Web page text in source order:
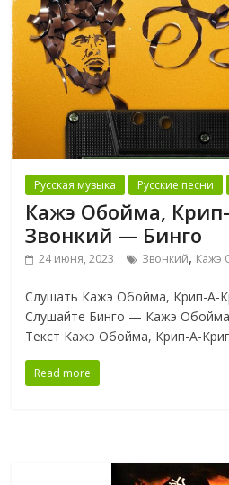
Русская музыка Русские песни
Кажэ Обойма,
Звонкий — Бинго
24 июня, 2023 Звонкий, Кажэ
Слушать Кажэ Обойма, Крип-А-
Слушайте Бинго — Кажэ
Текст Кажэ Обойма, Крип-А-
Read more